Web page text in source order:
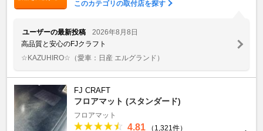
このカテゴリの取付店を探す
ユーザーの最新投稿
2026年8月8日
高品質と安心のFJクラフト
☆KAZUHIRO☆ （愛車：日産 エルグランド）
FJ CRAFT
フロアマット (スタンダード)
フロアマット
4.81
（1,321件）